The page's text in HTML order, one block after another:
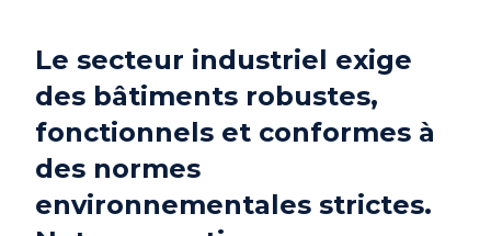
Le secteur industriel exige
des bâtiments robustes,
fonctionnels et conformes à
des normes
environnementales strictes.